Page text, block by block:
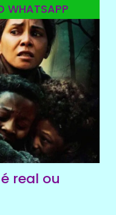
WHATSAPP
real ou